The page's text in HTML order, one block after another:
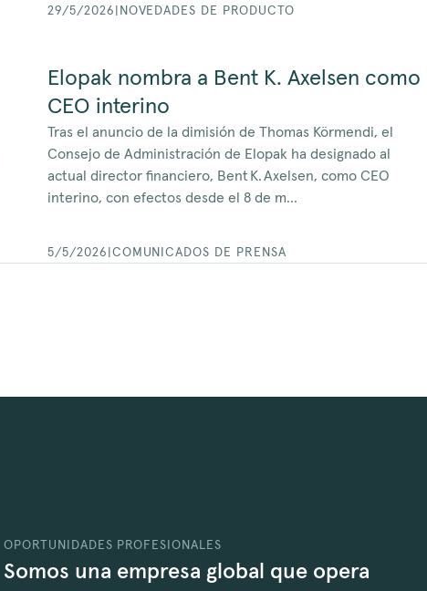
29/5/2026 NOVEDADES DE PRODUCTO
Elopak nombra a Bent K. Axelsen como
CEO interino
Tras el anuncio de la dimisión de Thomas Körmendi, el
Consejo de Administración de Elopak ha designado al
actual director financiero, Bent K. Axelsen, como CEO
interino, con efectos desde el 8 de m...
5/5/2026 COMUNICADOS DE PRENSA
OPORTUNIDADES PROFESIONALES
Somos una empresa global que opera